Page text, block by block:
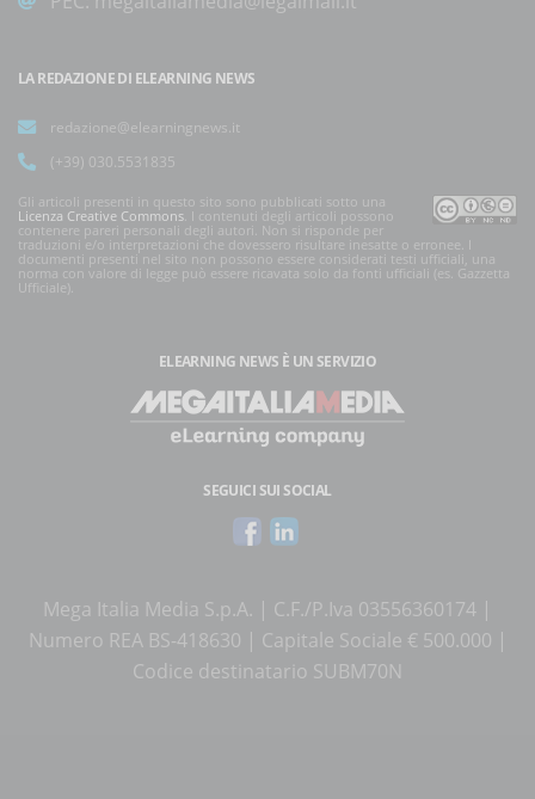
LA REDAZIONE DI ELEARNING NEWS
redazione@elearningnews.it
(+39) 030.5531835
Gli articoli presenti in questo sito sono pubblicati sotto una
Licenza Creative Commons. I contenuti degli articoli possono
contenere pareri personali degli autori. Non si risponde per
traduzioni e/o interpretazioni che dovessero risultare inesatte o erronee. I
documenti presenti nel sito non possono essere considerati testi ufficiali, una
norma con valore di legge può essere ricavata solo da fonti ufficiali (es. Gazzetta
Ufficiale).
ELEARNING NEWS È UN SERVIZIO
SEGUICI SUI SOCIAL
Mega Italia Media S.p.A. | C.F./P.Iva 03556360174 |
Numero REA BS-418630 | Capitale Sociale € 500.000 |
Codice destinatario SUBM70N